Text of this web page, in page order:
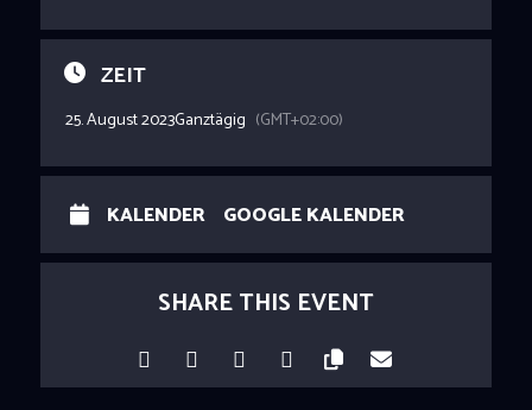
ZEIT
25. August 2023Ganztägig (GMT+02:00)
KALENDER GOOGLE KALENDER
SHARE THIS EVENT